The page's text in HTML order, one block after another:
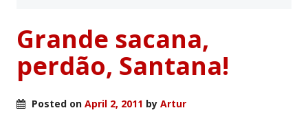
Grande sacana,
perdão, Santana!
Posted on April 2, 2011 by Artur